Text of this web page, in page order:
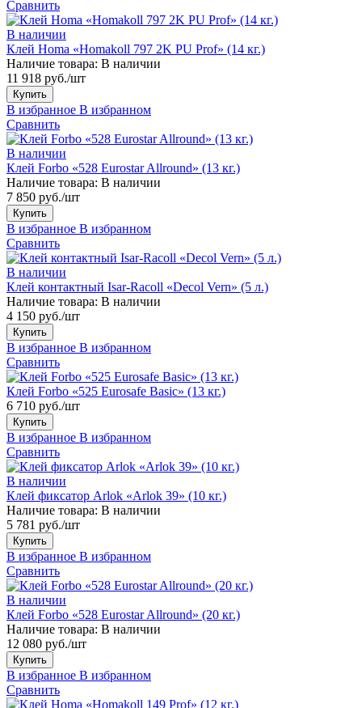
Сравнить
В наличии
Клей Homa «Homakoll 797 2K PU Prof» (14 кг.)
Наличие товара: В наличии
11 918 руб./шт
Купить
В избранное В избранном
Сравнить
В наличии
Клей Forbo «528 Eurostar Allround» (13 кг.)
Наличие товара: В наличии
7 850 руб./шт
Купить
В избранное В избранном
Сравнить
В наличии
Клей контактный Isar-Racoll «Decol Vern» (5 л.)
Наличие товара: В наличии
4 150 руб./шт
Купить
В избранное В избранном
Сравнить
Клей Forbo «525 Eurosafe Basic» (13 кг.)
6 710 руб./шт
Купить
В избранное В избранном
Сравнить
В наличии
Клей фиксатор Arlok «Arlok 39» (10 кг.)
Наличие товара: В наличии
5 781 руб./шт
Купить
В избранное В избранном
Сравнить
В наличии
Клей Forbo «528 Eurostar Allround» (20 кг.)
Наличие товара: В наличии
12 080 руб./шт
Купить
В избранное В избранном
Сравнить